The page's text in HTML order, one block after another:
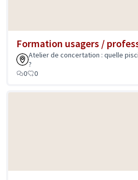
Formation usagers /
Atelier de concertation : quelle
?
0
0